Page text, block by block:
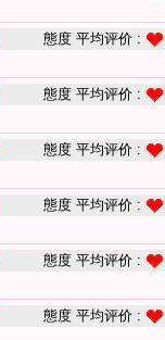
態度 平均评价 :
態度 平均评价 :
態度 平均评价 :
態度 平均评价 :
態度 平均评价 :
態度 平均评价 :